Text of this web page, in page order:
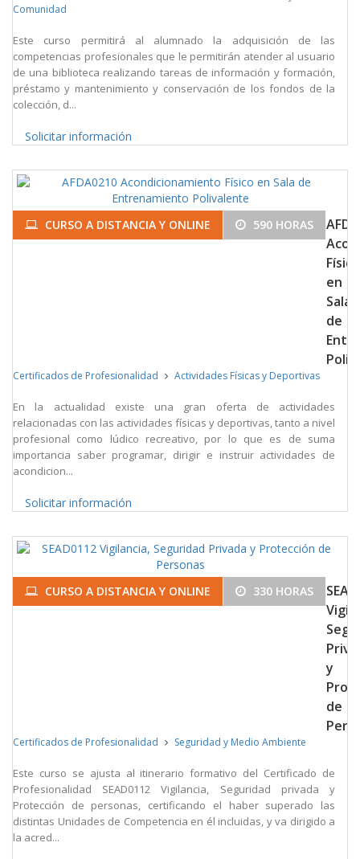
Comunidad
Este curso permitirá al alumnado la adquisición de las
competencias profesionales que le permitirán atender al usuario
de una biblioteca realizando tareas de información y formación,
préstamo y mantenimiento y conservación de los fondos de la
colección, d...
Solicitar información
CURSO A DISTANCIA Y ONLINE 590 HORAS
Físico
en
Sala
de
Certificados de Profesionalidad Actividades Físicas y Deportivas
En la actualidad existe una gran oferta de actividades
relacionadas con las actividades físicas y deportivas, tanto a nivel
profesional como lúdico recreativo, por lo que es de suma
importancia saber programar, dirigir e instruir actividades de
acondicion...
Solicitar información
CURSO A DISTANCIA Y ONLINE 330 HORAS
y
de
Certificados de Profesionalidad Seguridad y Medio Ambiente
Este curso se ajusta al itinerario formativo del Certificado de
Profesionalidad SEAD0112 Vigilancia, Seguridad privada y
Protección de personas, certificando el haber superado las
distintas Unidades de Competencia en él incluidas, y va dirigido a
la acred...